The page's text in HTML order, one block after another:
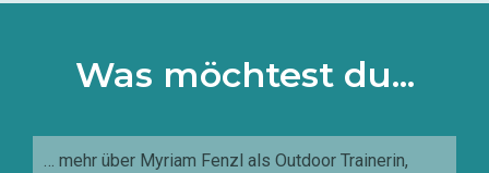
Was möchtest du...
… mehr über Myriam Fenzl als Outdoor Trainerin,